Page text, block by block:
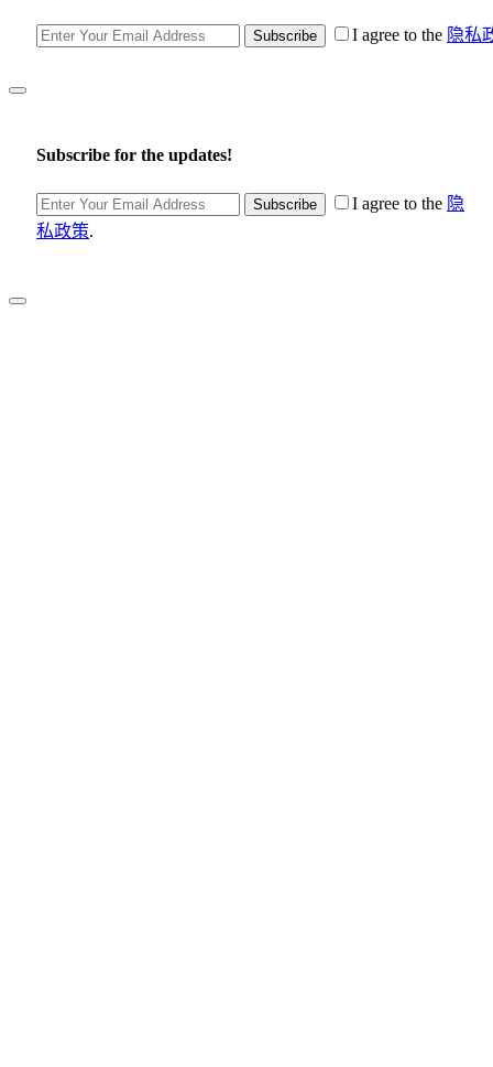
Subscribe I agree to the 隐私
Subscribe for the updates!
Subscribe I agree to the 隐
私政策.